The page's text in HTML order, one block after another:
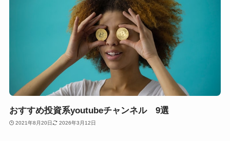
おすすめ投資系youtubeチャンネル 9選
2021年8月20日 2026年3月12日